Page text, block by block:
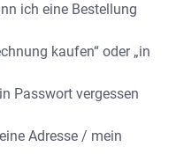
ich eine Bestellung
kaufen“ oder „in
Passwort vergessen
Adresse / mein